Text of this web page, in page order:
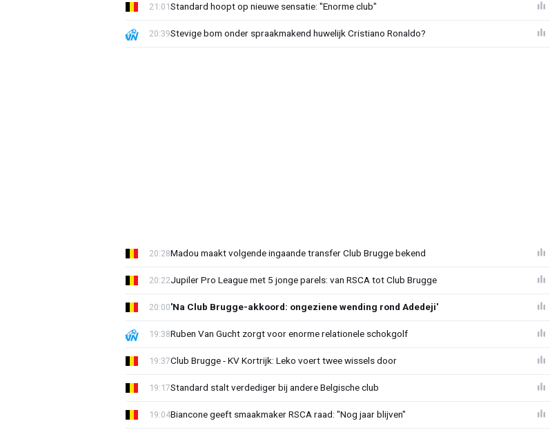
Standard hoopt op nieuwe sensatie: "Enorme club"
21:01
Stevige bom onder spraakmakend huwelijk Cristiano Ronaldo?
20:39
Madou maakt volgende ingaande transfer Club Brugge bekend
20:28
Jupiler Pro League met 5 jonge parels: van RSCA tot Club Brugge
20:22
'Na Club Brugge-akkoord: ongeziene wending rond Adedeji'
20:00
Ruben Van Gucht zorgt voor enorme relationele schokgolf
19:38
Club Brugge - KV Kortrijk: Leko voert twee wissels door
19:37
Standard stalt verdediger bij andere Belgische club
19:17
Biancone geeft smaakmaker RSCA raad: "Nog jaar blijven"
19:04